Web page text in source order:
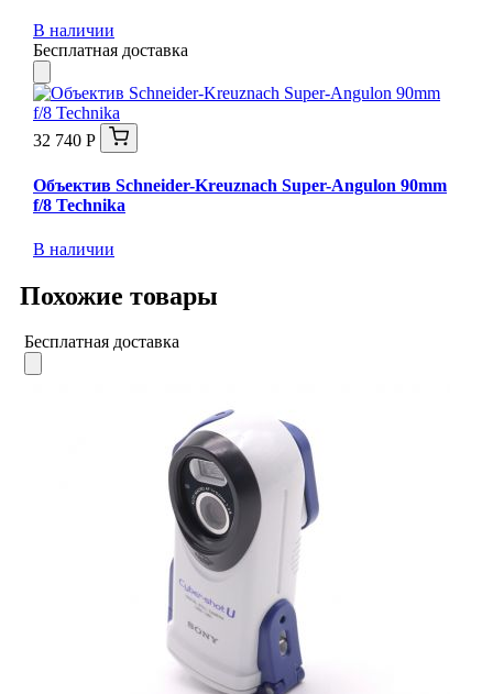
В наличии
Бесплатная доставка
32 740 Р
Объектив Schneider-Kreuznach Super-Angulon 90mm
f/8 Technika
В наличии
Похожие товары
Бесплатная доставка